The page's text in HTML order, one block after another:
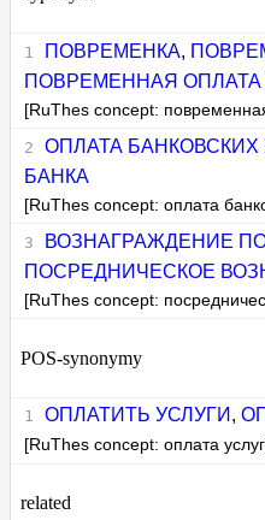
ПОВРЕМЕНКА,
ПОВРЕМЕННАЯ ОПЛАТА
[RuThes concept:
ОПЛАТА БАНКОВСКИХ
БАНКА
[RuThes concept: оплата
ВОЗНАГРАЖДЕНИЕ
ПОСРЕДНИЧЕСКОЕ
[RuThes concept:
POS-synonymy
ОПЛАТИТЬ УСЛУГИ ,
[RuThes concept: оплата
related